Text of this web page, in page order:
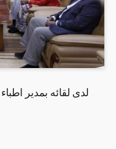
لدى لقائه بمدير